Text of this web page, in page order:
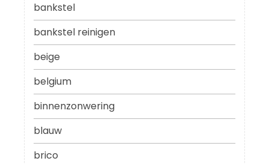
bankstel
bankstel reinigen
beige
belgium
binnenzonwering
blauw
brico